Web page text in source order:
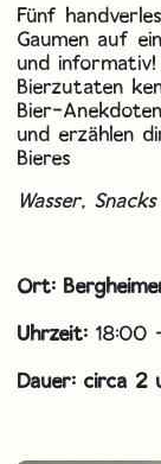
Fünf
Gaumen auf
und informativ!
Bierzutaten
Bier-
und erzählen
Bieres
Wasser,
Ort:
Uhrzeit: 18:00
Dauer: circa 2